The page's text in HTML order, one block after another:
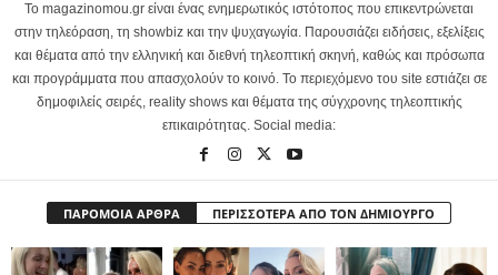
Το magazinomou.gr είναι ένας ενημερωτικός ιστότοπος που επικεντρώνεται
στην τηλεόραση, τη showbiz και την ψυχαγωγία. Παρουσιάζει ειδήσεις, εξελίξεις
και θέματα από την ελληνική και διεθνή τηλεοπτική σκηνή, καθώς και πρόσωπα
και προγράμματα που απασχολούν το κοινό. Το περιεχόμενο του site εστιάζει σε
δημοφιλείς σειρές, reality shows και θέματα της σύγχρονης τηλεοπτικής
επικαιρότητας. Social media:
ΠΑΡΟΜΟΙΑ ΑΡΘΡΑ ΠΕΡΙΣΣΟΤΕΡΑ ΑΠΟ ΤΟΝ ΔΗΜΙΟΥΡΓΟ